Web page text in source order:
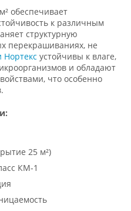
обеспечивает
к различным
структурную
перекрашиваниях, не
Нортекс устойчивы к влаге,
и обладают
что особенно
25 м²)
КМ-1